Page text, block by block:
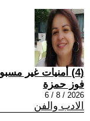
(4) أمنيات غير مسبوقة
فوز حمزة
2026 / 8 / 6
الادب والفن